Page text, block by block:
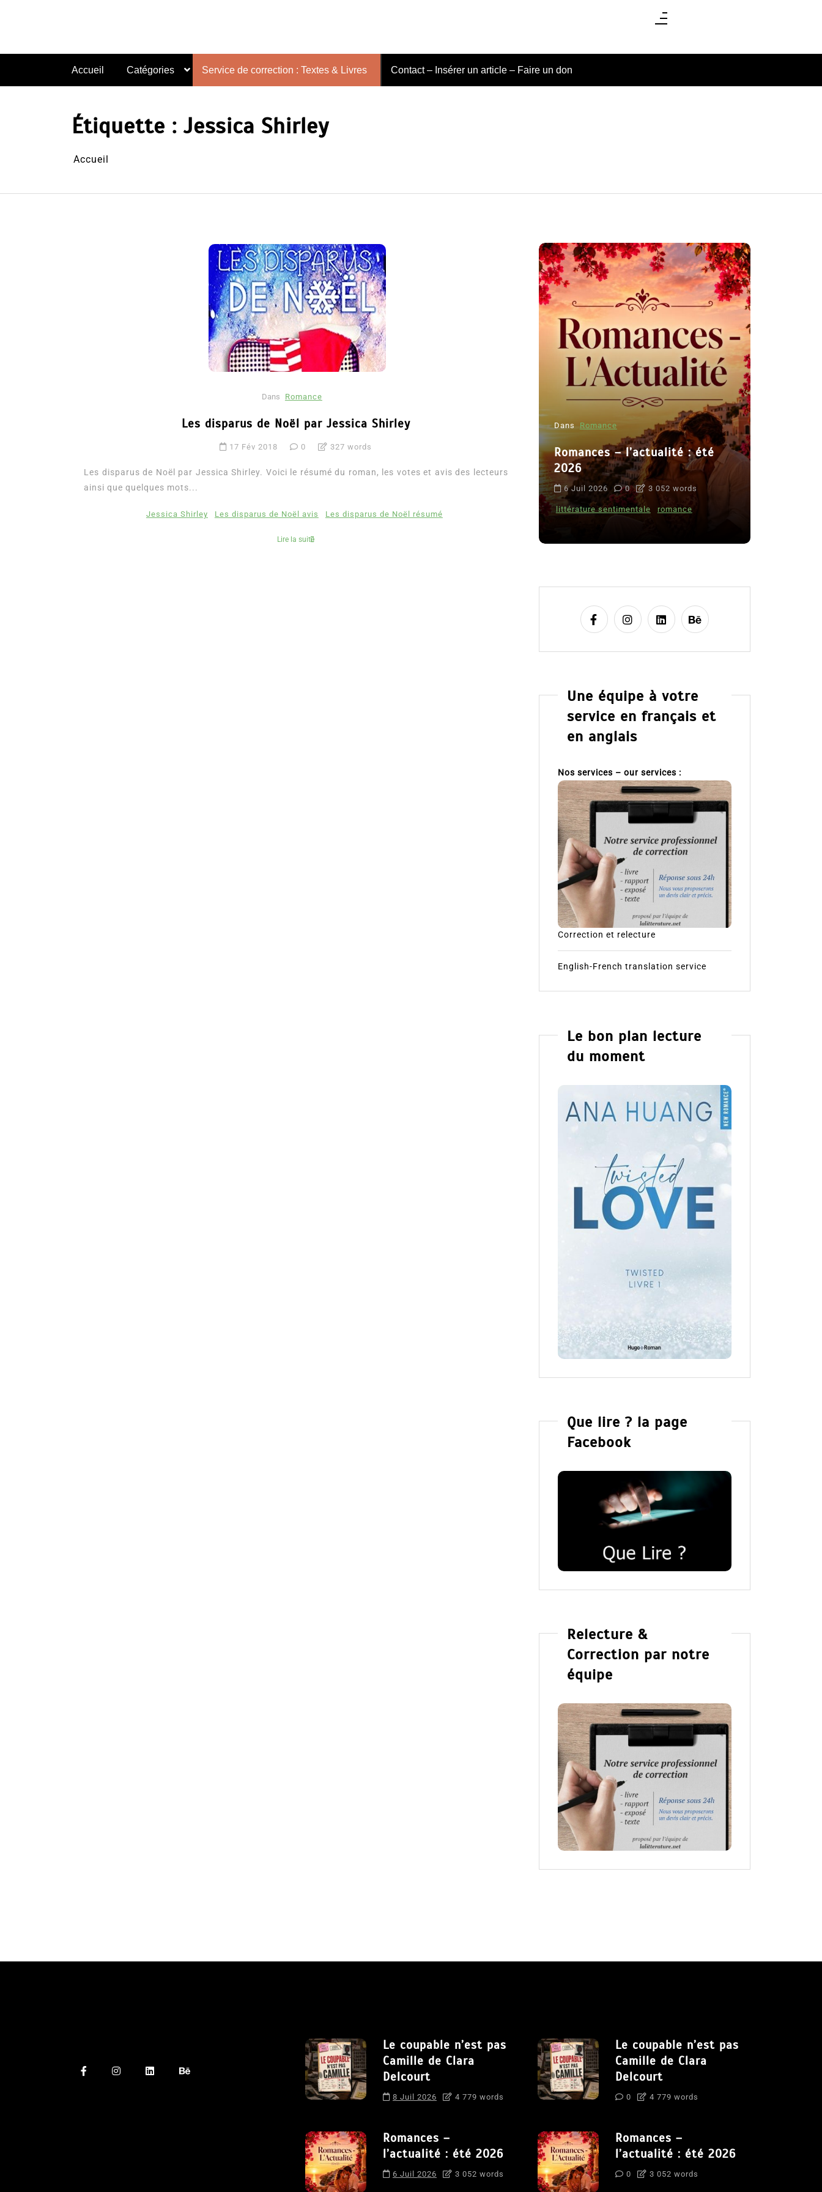
Accueil Catégories Service de correction : Textes & Livres Contact – Insérer un article – Faire un don
Étiquette : Jessica Shirley
Accueil
Dans Romance
Les disparus de Noël par Jessica Shirley
17 Fév 2018 0 327 words
Les disparus de Noël par Jessica Shirley. Voici le résumé du roman, les votes et avis des lecteurs
ainsi que quelques mots...
Jessica Shirley Les disparus de Noël avis Les disparus de Noël résumé
Lire la suite
Romance
Romances – l’actualité : été
2026
6 Juil 2026
littérature sentimentale romance
8 Juil 2026 0 4 779 words
Dans Romance
Romances – l’actualité : été
2026
6 Juil 2026 0 3 052 words
littérature sentimentale romance
Une équipe à votre
service en français et
en anglais
Nos services – our services :
Correction et relecture
English-French translation service
Le bon plan lecture
du moment
Que lire ? la page
Facebook
Relecture &
Correction par notre
équipe
Le coupable n’est pas
Camille de Clara
Delcourt
8 Juil 2026 4 779 words
Romances –
l’actualité : été 2026
6 Juil 2026 3 052 words
Le coupable n’est pas
Camille de Clara
Delcourt
0 4 779 words
Romances –
l’actualité : été 2026
0 3 052 words